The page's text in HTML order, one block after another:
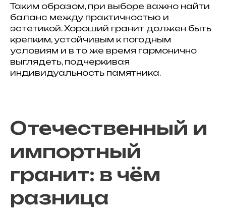
Таким образом, при выборе важно найти
баланс между практичностью и
эстетикой. Хороший гранит должен быть
крепким, устойчивым к погодным
условиям и в то же время гармонично
выглядеть, подчеркивая
индивидуальность памятника.
Отечественный и
импортный
гранит: в чём
разница